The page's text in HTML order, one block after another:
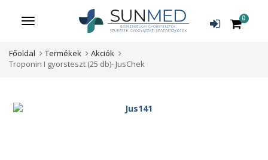
Menü 0
Főoldal Termékek
Akciók
Troponin I gyorsteszt (25 db)- JusChek